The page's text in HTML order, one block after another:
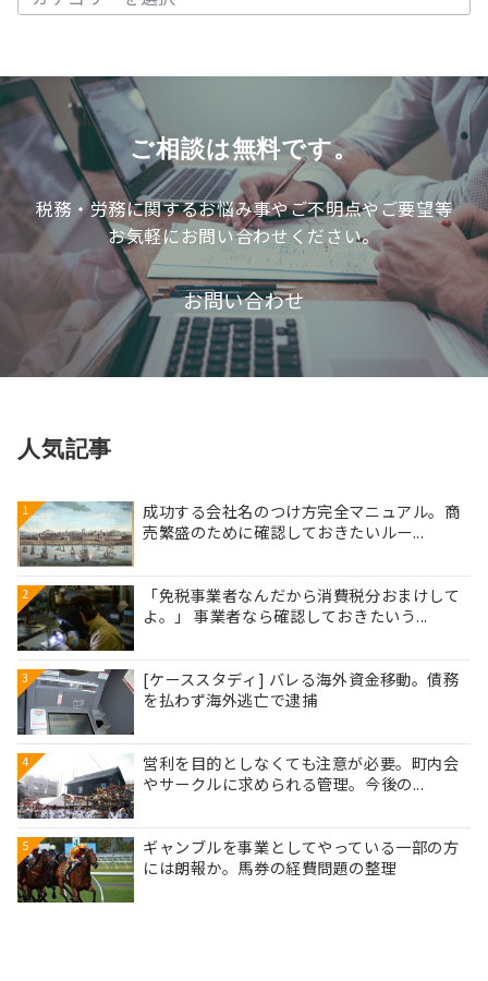
テ
ー
別
事
ご相談は無料です。
税務・労務に関するお悩み事やご不明点やご要望等
お気軽にお問い合わせください。
お問い合わせ
人気記事
1
成功する会社名のつけ方完全マニュアル。商
売繁盛のために確認しておきたいルー...
2
「免税事業者なんだから消費税分おまけして
よ。」 事業者なら確認しておきたいう...
3
[ケーススタディ] バレる海外資金移動。債務
を払わず海外逃亡で逮捕
4
営利を目的としなくても注意が必要。町内会
やサークルに求められる管理。今後の...
5
ギャンブルを事業としてやっている一部の方
には朗報か。馬券の経費問題の整理